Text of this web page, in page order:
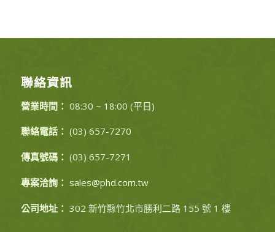
聯絡資訊
營業時間： 08:30 ~ 18:00 (平日)
聯絡電話： (03) 657-7270
傳真號碼： (03) 657-7271
專案洽詢： sales@phd.com.tw
公司地址： 302 新竹縣竹北市勝利二路 155 號 1 樓